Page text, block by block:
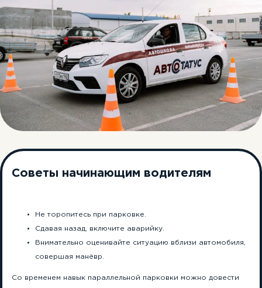
Советы начинающим водителям
Не торопитесь при парковке.
Сдавая назад, включите аварийку.
Внимательно оценивайте ситуацию вблизи автомобиля,
совершая манёвр.
Со временем навык параллельной парковки можно довести